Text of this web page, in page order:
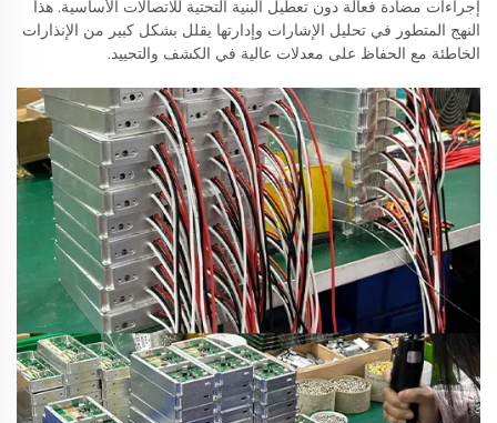
إجراءات مضادة فعالة دون تعطيل البنية التحتية للاتصالات الأساسية. هذا
النهج المتطور في تحليل الإشارات وإدارتها يقلل بشكل كبير من الإنذارات
الخاطئة مع الحفاظ على معدلات عالية في الكشف والتحييد.